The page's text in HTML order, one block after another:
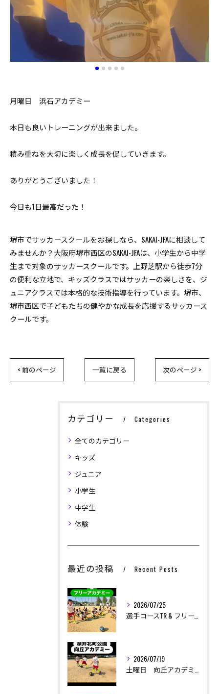
月曜日 浜石アカデミー
本日も良いトレーニングが出来ました。
積み重ねを大切に楽しく成長を促していきます。
ありがとうございました！
今日も1日最高だった！
堺市でサッカースクールをお探しなら、SAKAI-JFAに相談して
みませんか？大阪府堺市西区のSAKAI-JFAは、小学生から中学
生まで対象のサッカースクールです。上野芝駅から徒歩7分
の便利な立地で、キッズクラスではサッカーの楽しさを、ジ
ュニアクラスでは本格的な技術指導を行っています。堺市、
堺市西区で子どもたちの健やかな成長を応援するサッカース
クールです。
< 前のページ 一覧に戻る 次のページ >
カテゴリー Categories
全てのカテゴリー
キッズ
ジュニア
小学生
中学生
体験
最近の投稿 Recent Posts
2026/07/25
2026/07/19